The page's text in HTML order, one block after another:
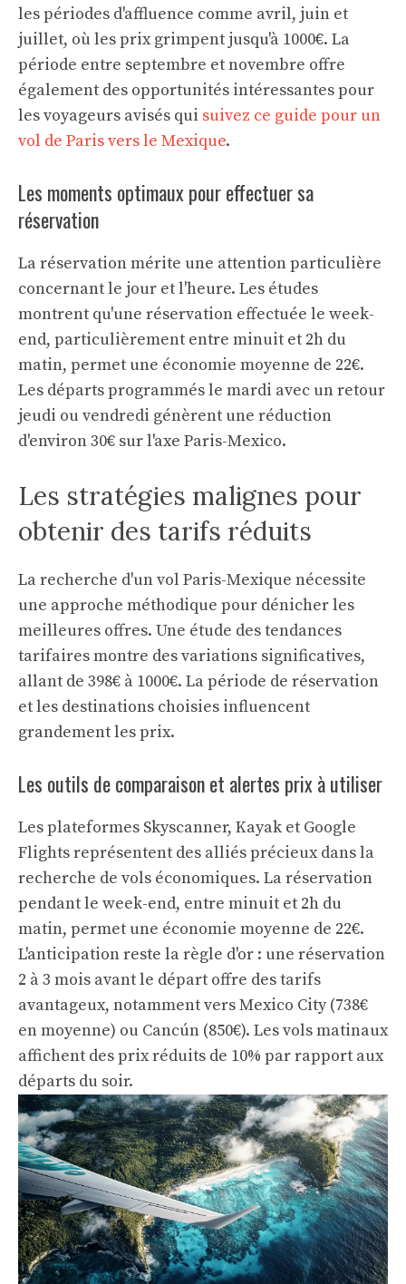
les périodes d'affluence comme avril, juin et
juillet, où les prix grimpent jusqu'à 1000€. La
période entre septembre et novembre offre
également des opportunités intéressantes pour
les voyageurs avisés qui suivez ce guide pour un
vol de Paris vers le Mexique.
Les moments optimaux pour effectuer sa
réservation
La réservation mérite une attention particulière
concernant le jour et l'heure. Les études
montrent qu'une réservation effectuée le week-
end, particulièrement entre minuit et 2h du
matin, permet une économie moyenne de 22€.
Les départs programmés le mardi avec un retour
jeudi ou vendredi génèrent une réduction
d'environ 30€ sur l'axe Paris-Mexico.
Les stratégies malignes pour
obtenir des tarifs réduits
La recherche d'un vol Paris-Mexique nécessite
une approche méthodique pour dénicher les
meilleures offres. Une étude des tendances
tarifaires montre des variations significatives,
allant de 398€ à 1000€. La période de réservation
et les destinations choisies influencent
grandement les prix.
Les outils de comparaison et alertes prix à utiliser
Les plateformes Skyscanner, Kayak et Google
Flights représentent des alliés précieux dans la
recherche de vols économiques. La réservation
pendant le week-end, entre minuit et 2h du
matin, permet une économie moyenne de 22€.
L'anticipation reste la règle d'or : une réservation
2 à 3 mois avant le départ offre des tarifs
avantageux, notamment vers Mexico City (738€
en moyenne) ou Cancún (850€). Les vols matinaux
affichent des prix réduits de 10% par rapport aux
départs du soir.